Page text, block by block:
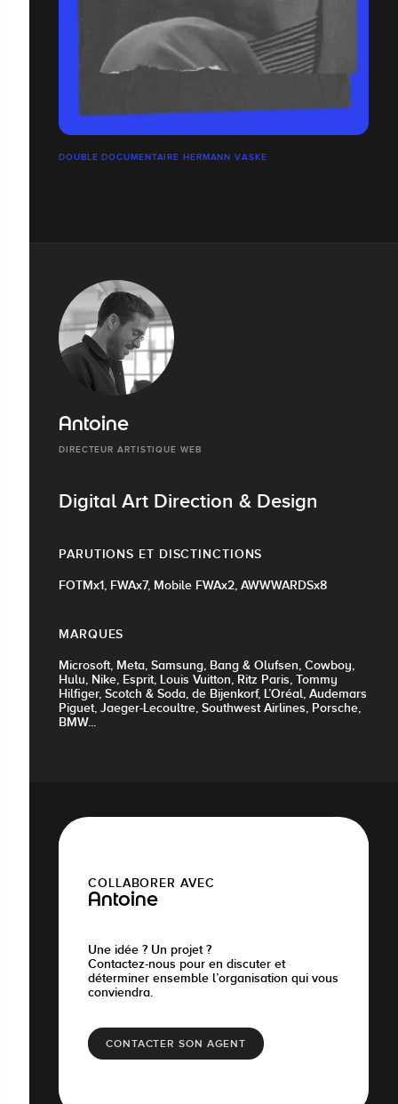
DOUBLE DOCUMENTAIRE HERMANN VASKE
Antoine
DIRECTEUR ARTISTIQUE WEB
Digital Art Direction & Design
PARUTIONS ET DISCTINCTIONS
FOTMx1, FWAx7, Mobile FWAx2, AWWWARDSx8
MARQUES
Microsoft, Meta, Samsung, Bang & Olufsen, Cowboy,
Hulu, Nike, Esprit, Louis Vuitton, Ritz Paris, Tommy
Hilfiger, Scotch & Soda, de Bijenkorf, L’Oréal, Audemars
Piguet, Jaeger-Lecoultre, Southwest Airlines, Porsche,
BMW...
COLLABORER AVEC
Antoine
Une idée ? Un projet ?
Contactez-nous pour en discuter et
déterminer ensemble l’organisation qui vous
conviendra.
CONTACTER SON AGENT